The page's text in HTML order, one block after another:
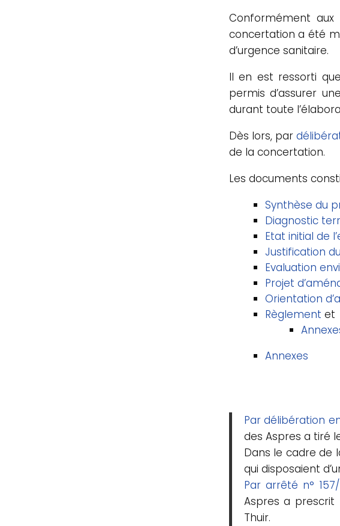
Conformément aux
concertation a été
d’urgence sanitaire.
Il en est ressorti
permis d’assurer
durant toute
Dès lors, par
de la concertation.
Les documents
Synthèse du
Diagnostic
Etat initial de
Justification
Evaluation
Projet
Orientation
Règlement et
Annexes
Par délibération
des Aspres a tiré
Dans le cadre de
qui disposaient
Par arrêté n°
Aspres a prescrit
Thuir.